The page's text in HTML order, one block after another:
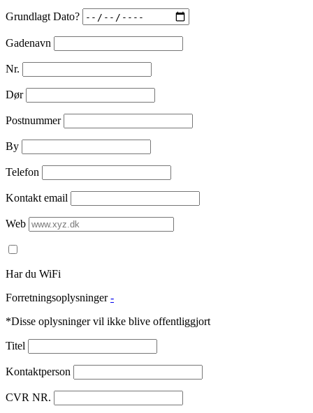
Grundlagt Dato?
Gadenavn
Nr.
Dør
Postnummer
By
Telefon
Kontakt email
Web
Har du WiFi
Forretningsoplysninger -
*Disse oplysninger vil ikke blive offentliggjort
Titel
Kontaktperson
CVR NR.